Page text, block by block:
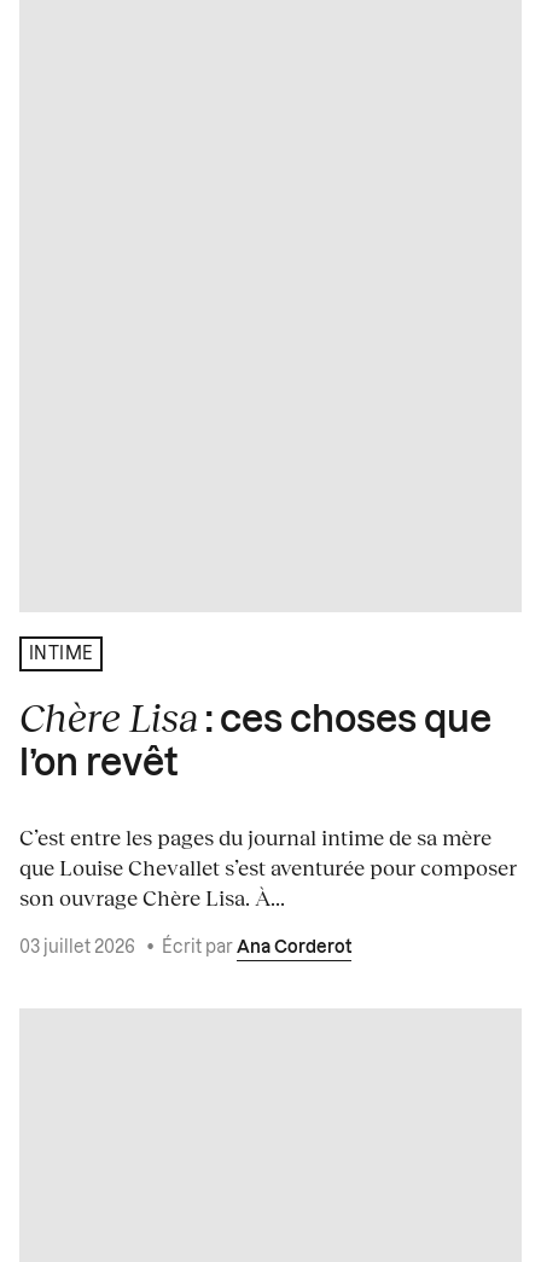
INTIME
Chère Lisa : ces choses que
l’on revêt
C’est entre les pages du journal intime de sa mère
que Louise Chevallet s’est aventurée pour composer
son ouvrage Chère Lisa. À...
03 juillet 2026 • Écrit par Ana Corderot